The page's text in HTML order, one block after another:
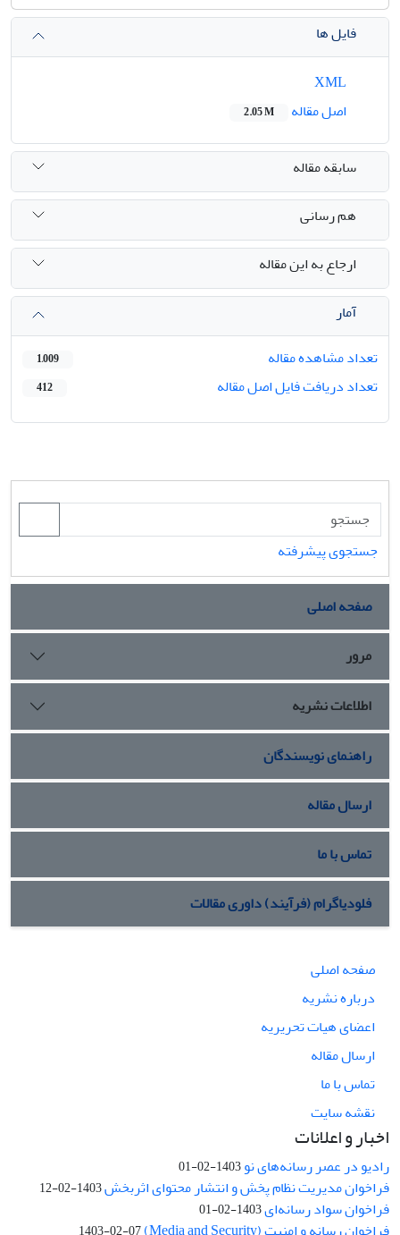
فایل ها
اصل مقاله
2.05 M
سابقه مقاله
هم رسانی
ارجاع به این مقاله
آمار
تعداد مشاهده مقاله
1,009
تعداد دریافت فایل اصل مقاله 412
جستجوی پیشرفته
صفحه اصلی
مرور
اطلاعات نشریه
راهنمای نویسندگان
ارسال مقاله
تماس با ما
فلودیاگرام (فرآیند) داوری مقالات
صفحه اصلی
درباره نشریه
اعضای هیات تحریریه
ارسال مقاله
تماس با ما
نقشه سایت
اخبار و اعلانات
رادیو در عصر رسانه‌های نو1403-02-01
فراخوان مدیریت نظام پخش و انتشار محتوای اثربخش1403-02-12
فراخوان سواد رسانه‌ای1403-02-01